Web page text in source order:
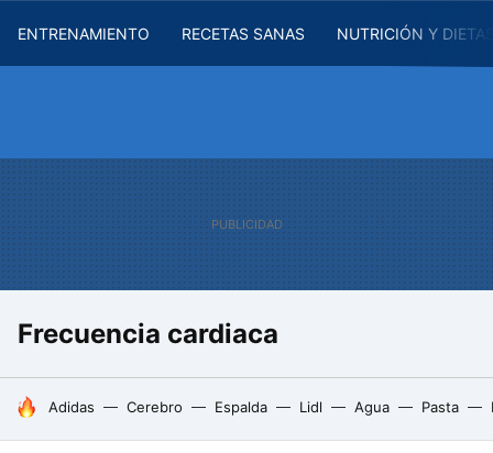
ENTRENAMIENTO RECETAS SANAS NUTRICIÓN Y
Frecuencia cardiaca
HOY SE HABLA DE
Adidas Cerebro Espalda Lidl Agua Pasta